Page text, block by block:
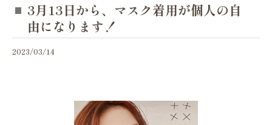
3月13日から、マスク着用が個人の自
由になります！
2023/03/14